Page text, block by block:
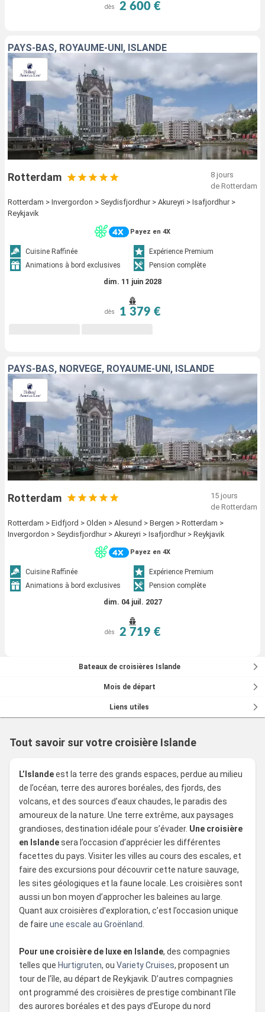
dès 2 600 €
PAYS-BAS, ROYAUME-UNI, ISLANDE
Rotterdam
8 jours
de Rotterdam
Rotterdam > Invergordon > Seydisfjordhur > Akureyri > Isafjordhur >
Reykjavik
Payez en 4X
Cuisine Raffinée
Expérience Premium
Animations à bord exclusives
Pension complète
dim. 11 juin 2028
dès 1 379 €
PAYS-BAS, NORVÈGE, ROYAUME-UNI, ISLANDE
Rotterdam
15 jours
de Rotterdam
Rotterdam > Eidfjord > Olden > Alesund > Bergen > Rotterdam >
Invergordon > Seydisfjordhur > Akureyri > Isafjordhur > Reykjavik
Payez en 4X
Cuisine Raffinée
Expérience Premium
Animations à bord exclusives
Pension complète
dim. 04 juil. 2027
dès 2 719 €
Bateaux de croisières Islande
Mois de départ
Liens utiles
Tout savoir sur votre croisière Islande
L’Islandeest la terre des grands espaces, perdue au milieu
de l’océan, terre des aurores boréales, des fjords, des
volcans, et des sources d’eaux chaudes, le paradis des
amoureux de la nature. Une terre extrême, aux paysages
grandioses, destination idéale pour s’évader. Une croisière
en Islandesera l’occasion d’apprécier les différentes
facettes du pays. Visiter les villes au cours des escales, et
faire des excursions pour découvrir cette nature sauvage,
les sites géologiques et la faune locale. Les croisières sont
aussi un bon moyen d’approcher les baleines au large.
Quant aux croisières d'exploration, c’est l’occasion unique
de faire une escale au Groënland
Pour une croisière de luxe en Islande, des compagnies
telles que Hurtigruten, ou Variety Cruises, proposent un
tour de l’île, au départ de Reykjavik. D’autres compagnies
ont programmé des croisières de prestige combinant l’île
des aurores boréales et des pays d’Europe du nord